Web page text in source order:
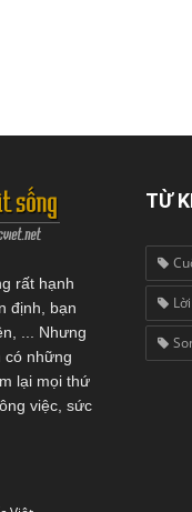
rất hạnh
định, bạn
... Nhưng
có những
lại mọi thứ
việc, sức
TỪ